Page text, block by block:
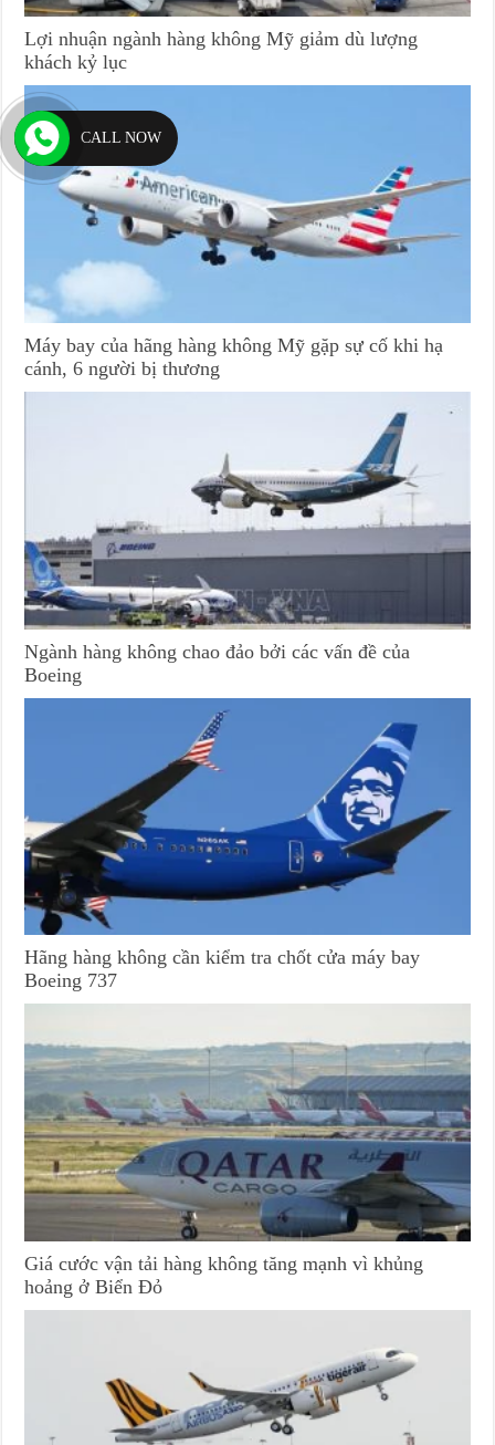
Lợi nhuận ngành hàng không Mỹ giảm dù lượng
khách kỷ lục
Máy bay của hãng hàng không Mỹ gặp sự cố khi hạ
cánh, 6 người bị thương
Ngành hàng không chao đảo bởi các vấn đề của
Boeing
Hãng hàng không cần kiểm tra chốt cửa máy bay
Boeing 737
Giá cước vận tải hàng không tăng mạnh vì khủng
hoảng ở Biển Đỏ
CALL NOW